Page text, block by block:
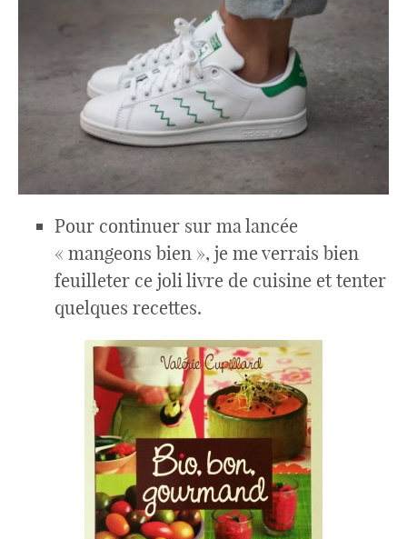
Pour continuer sur ma lancée
« mangeons bien », je me verrais bien
feuilleter ce joli livre de cuisine et tenter
quelques recettes.